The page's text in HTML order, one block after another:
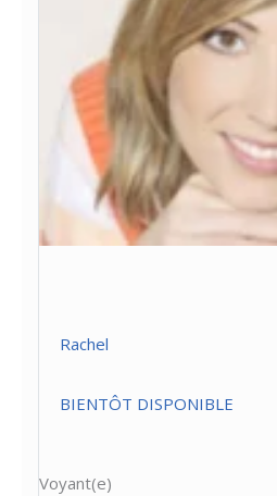
Rachel
BIENTÔT DISPONIBLE
Voyant(e)